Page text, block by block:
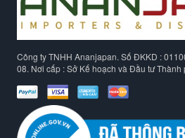
Công ty TNHH Ananjapan. Số ĐKKD :
08. Nơi cấp : Sở Kế hoạch và Đầu tư Thành